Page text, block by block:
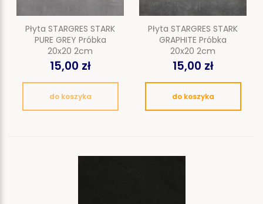
Płyta STARGRES STARK
PURE GREY Próbka
20x20 2cm
15,00 zł
do koszyka
Płyta STARGRES STARK
GRAPHITE Próbka
20x20 2cm
15,00 zł
do koszyka